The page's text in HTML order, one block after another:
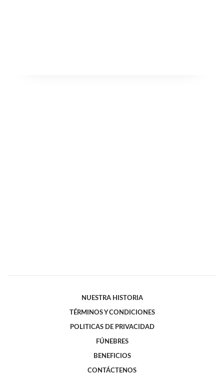
NUESTRA HISTORIA
TÉRMINOS Y CONDICIONES
POLITICAS DE PRIVACIDAD
FÚNEBRES
BENEFICIOS
CONTÁCTENOS